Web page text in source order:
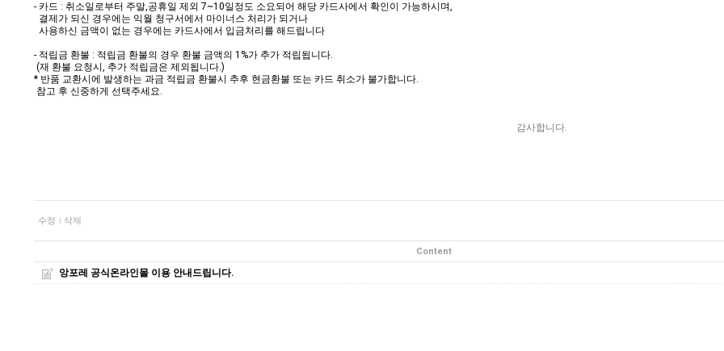
- 카드 : 취소일로부터 주말,공휴일 제외 7~10일정도 소요되어 해당 카드사에서 확인이 가능하시며,
결제가 되신 경우에는 익월 청구서에서 마이너스 처리가 되거나
사용하신 금액이 없는 경우에는 카드사에서 입금처리를 해드립니다
- 적립금 환불 : 적립금 환불의 경우 환불 금액의 1%가 추가 적립됩니다.
(재 환불 요청시, 추가 적립금은 제외됩니다.)
* 반품 교환시에 발생하는 과금 적립금 환불시 추후 현금환불 또는 카드 취소가 불가합니다.
참고 후 신중하게 선택주세요.
감사합니다.
수정 삭제
Content
앙포레 공식온라인몰 이용 안내드립니다.